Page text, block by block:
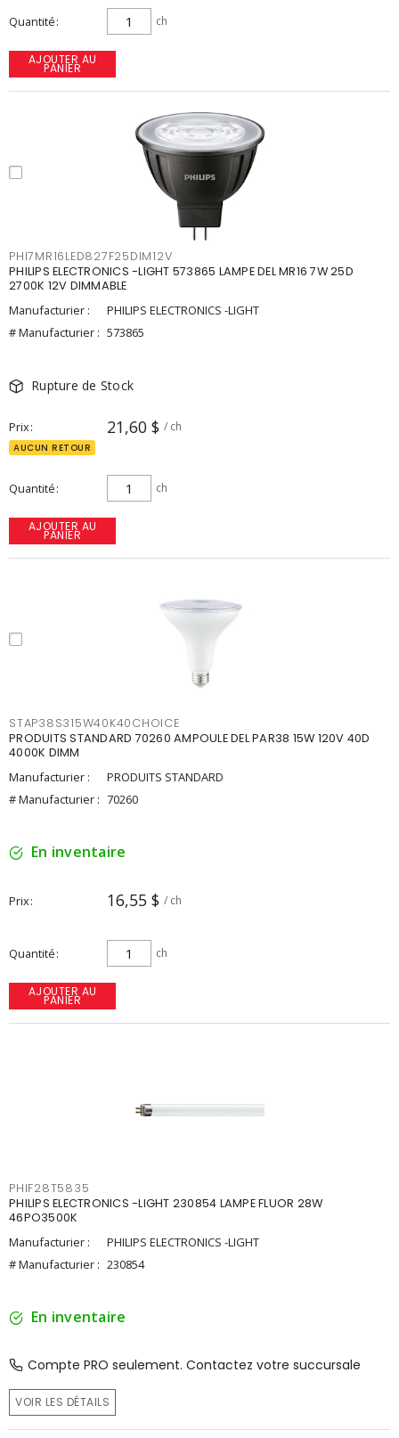
Quantité ch
AJOUTER AU
PANIER
PHI7MR16LED827F25DIM12V
PHILIPS ELECTRONICS -LIGHT 573865 LAMPE DEL MR16 7W 25D
2700K 12V DIMMABLE
Manufacturier :
PHILIPS ELECTRONICS -LIGHT
# Manufacturier : 573865
Rupture de Stock
Prix 21,60 $ / ch
AUCUN RETOUR
Quantité ch
AJOUTER AU
PANIER
STAP38S315W40K40CHOICE
PRODUITS STANDARD 70260 AMPOULE DEL PAR38 15W 120V 40D
4000K DIMM
Manufacturier :
PRODUITS STANDARD
# Manufacturier : 70260
En inventaire
Prix 16,55 $ / ch
Quantité ch
AJOUTER AU
PANIER
PHIF28T5835
PHILIPS ELECTRONICS -LIGHT 230854 LAMPE FLUOR 28W
46PO3500K
Manufacturier :
PHILIPS ELECTRONICS -LIGHT
# Manufacturier : 230854
En inventaire
Compte PRO seulement. Contactez votre succursale
VOIR LES DÉTAILS